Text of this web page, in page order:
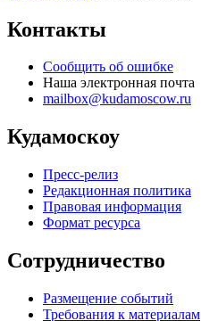
Контакты
Сообщить об ошибке
Наша электронная почта
mailbox@kudamoscow.ru
Кудамоскоу
Пресс-релиз
Редакционная политика
Правовая информация
Формат ресурса
Сотрудничество
Размещение событий
Требования к материалам